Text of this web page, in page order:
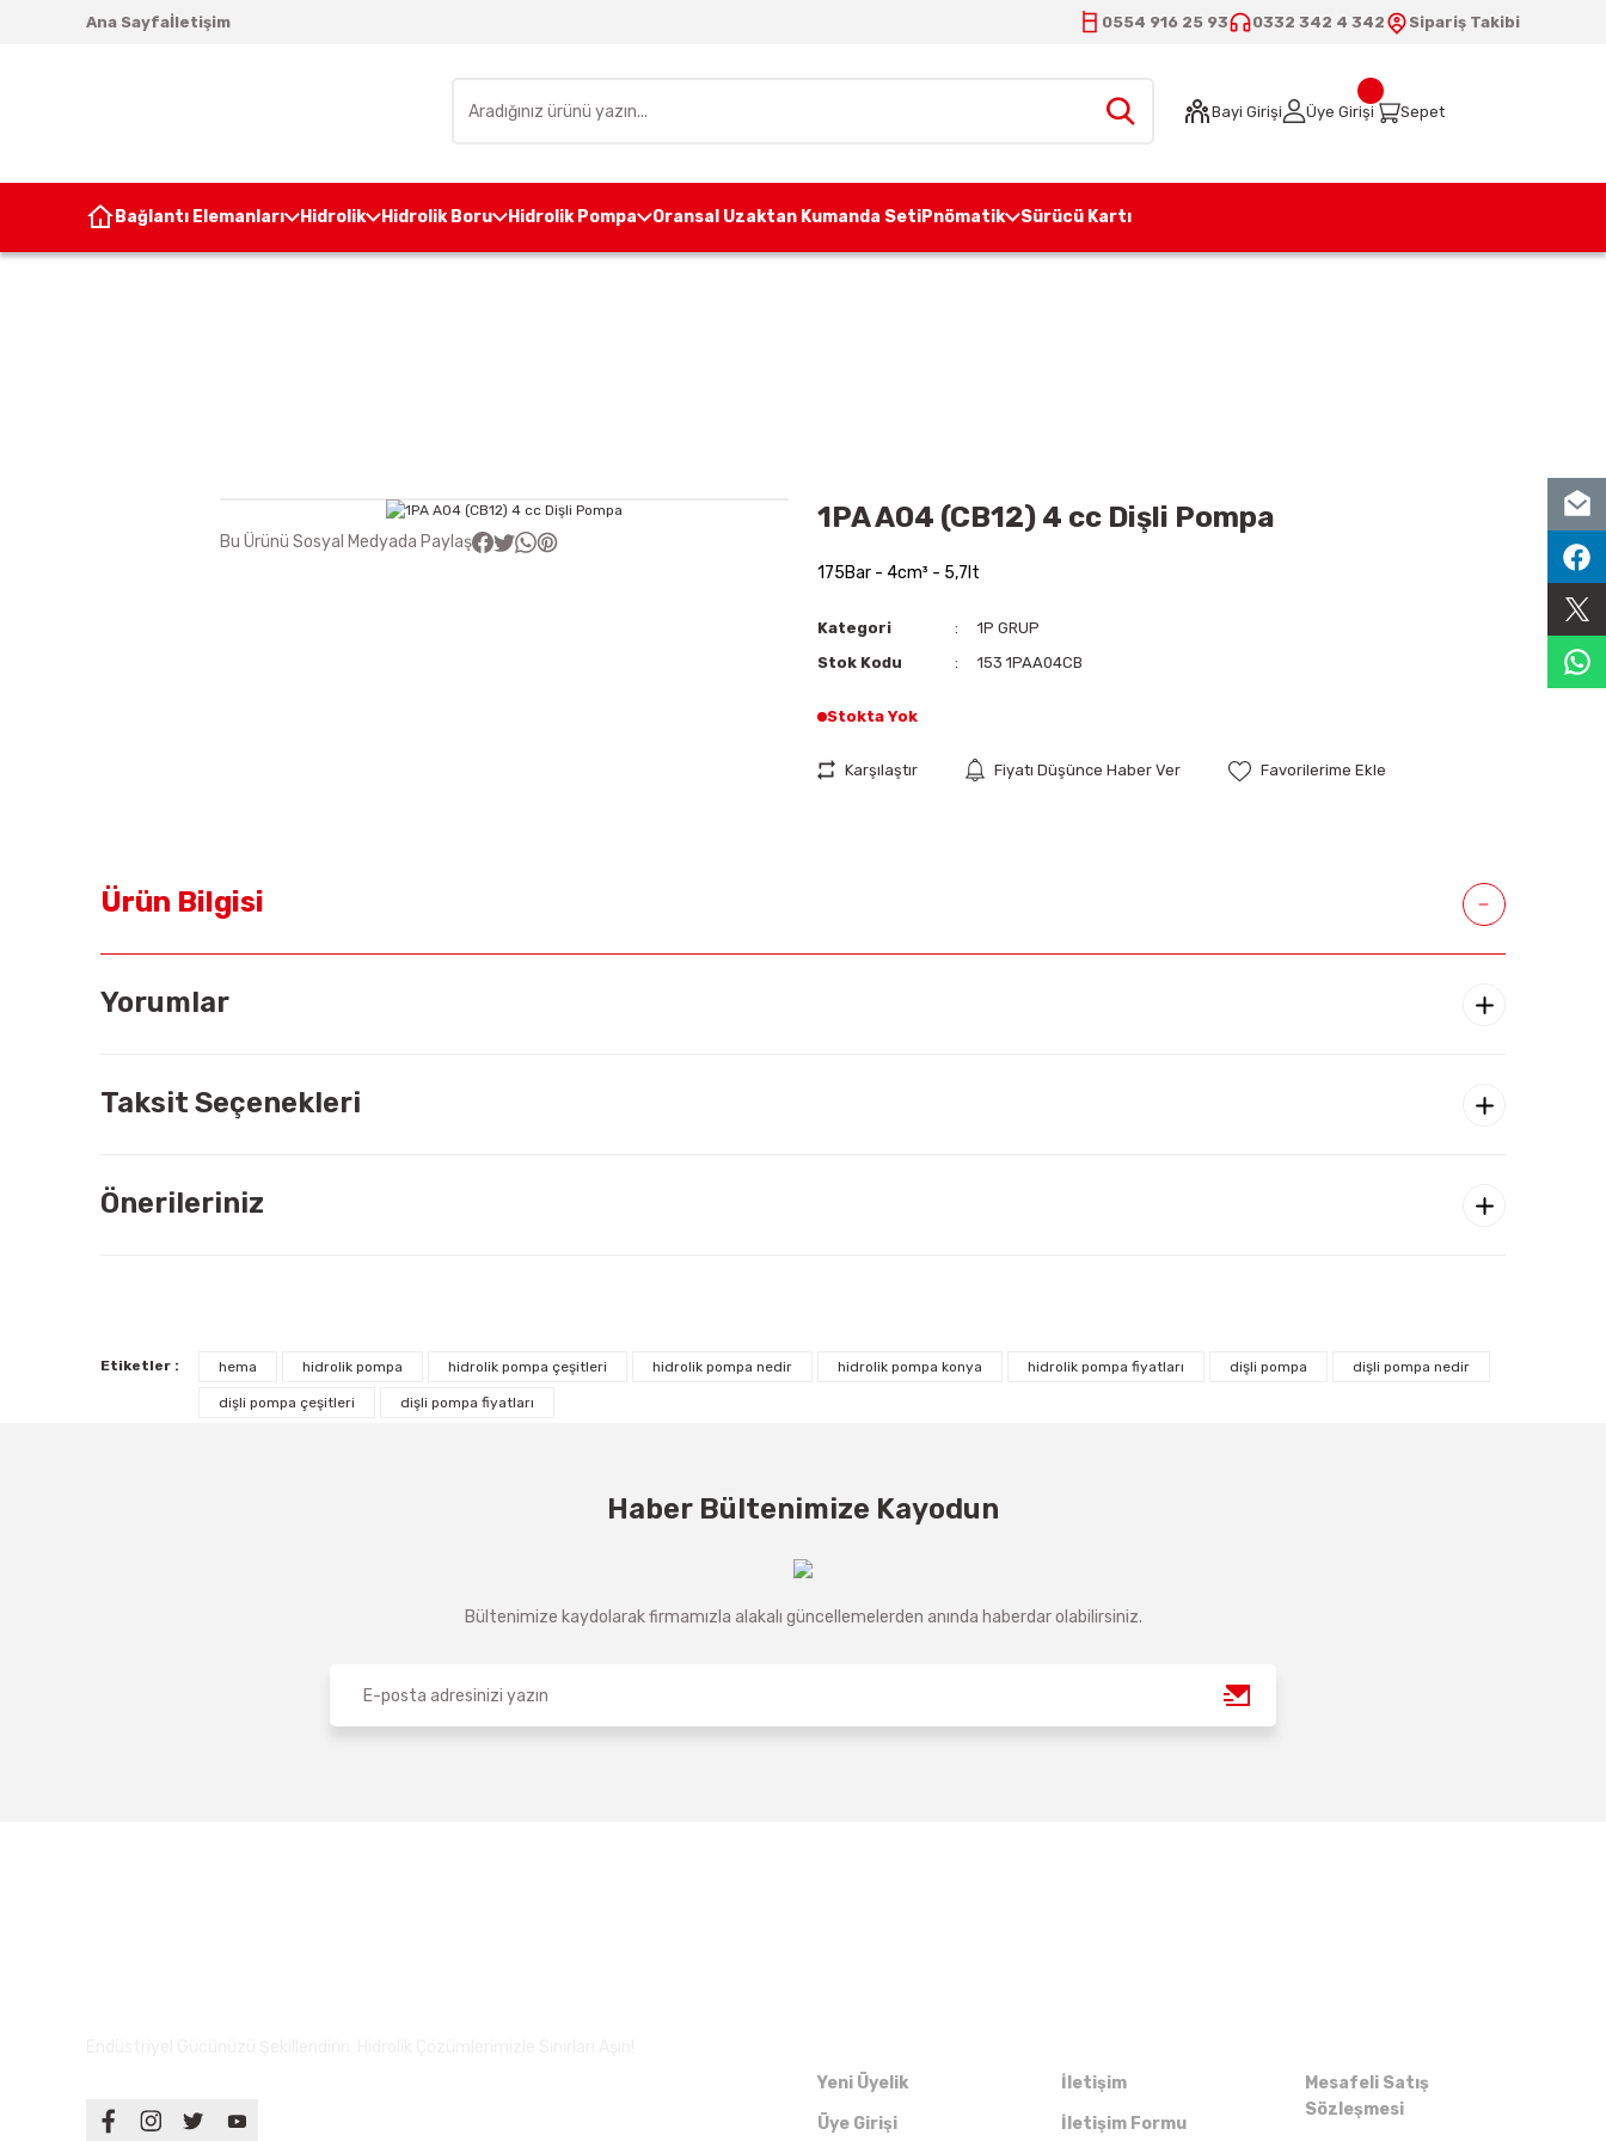
Ana Sayfaİletişim 0554 916 25 93 0332 342 4 342 Sipariş Takibi
Bayi Girişi Üye Girişi Sepet
Bağlantı Elemanları Hidrolik Hidrolik Boru Hidrolik Pompa Oransal Uzaktan Kumanda SetiPnömatik Sürücü Kartı
Bu Ürünü Sosyal Medyada Paylaş
1PA A04 (CB12) 4 cc Dişli Pompa
175Bar - 4cm³ - 5,7lt
Kategori
1P GRUP
Stok Kodu
153 1PAA04CB
Stokta Yok
Karşılaştır Fiyatı Düşünce Haber Ver
Ürün Bilgisi
Yorumlar
Taksit Seçenekleri
Önerileriniz
Etiketler : hema hidrolik pompa hidrolik pompa çeşitleri hidrolik pompa nedir hidrolik pompa konya hidrolik pompa fiyatları dişli pompa dişli pompa nedir
dişli pompa çeşitleri dişli pompa fiyatları
Haber Bültenimize Kayodun
Bültenimize kaydolarak firmamızla alakalı güncellemelerden anında haberdar olabilirsiniz.
Yeni Üyelik
Üye Girişi
İletişim
İletişim Formu
Mesafeli Satış
Sözleşmesi